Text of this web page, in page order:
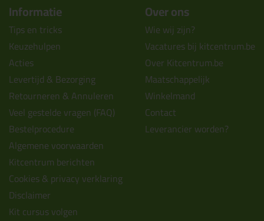
Informatie
Tips en tricks
Keuzehulpen
Acties
Levertijd & Bezorging
Retourneren & Annuleren
Veel gestelde vragen (FAQ)
Bestelprocedure
Algemene voorwaarden
Kitcentrum berichten
Cookies & privacy verklaring
Disclaimer
Kit cursus volgen
Over ons
Wie wij zijn?
Vacatures bij kitcentrum.be
Over Kitcentrum.be
Maatschappelijk
Winkelmand
Contact
Leverancier worden?